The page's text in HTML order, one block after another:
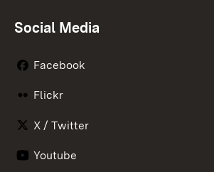
Social Media
Facebook
Flickr
X / Twitter
Youtube